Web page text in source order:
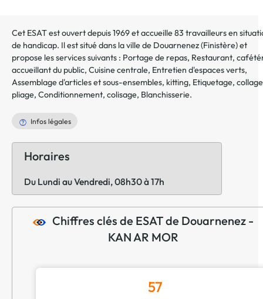
Cet ESAT est ouvert depuis 1969 et accueille 83 travailleurs en
de handicap. Il est situé dans la ville de Douarnenez(Finistère) et
propose les services suivants : Portage de repas, Restaurant,
accueillant du public, Cuisine centrale, Entretien d'espaces verts,
Assemblage d'articles et sous-ensembles, kitting, Etiquetage,
pliage, Conditionnement, colisage, Blanchisserie.
Infos légales
Horaires
Du Lundi au Vendredi, 08h30 à 17h
Chiffres clés de ESAT de Douarnenez -
KAN AR MOR
57